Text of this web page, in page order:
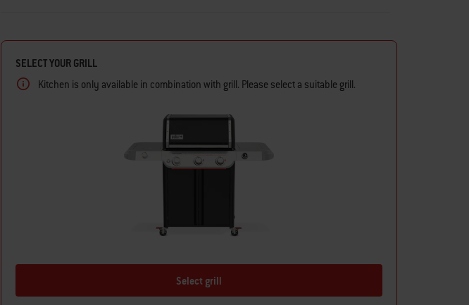
vhodný do vonkajších priestorov.
• Všetky pracovné dosky z nehrdzavejúcej ocele sú vyrobené z brúsenej nehrdzavejúcej
• Kovanie s mäkkým zatváraním Blum© sa vyznačuje odolnosťou a vysokou stabilitou.
nádych - zabezpečujú, že sa všetko hladko zatvára.
• Nastaviteľné nožičky umožňujú vyrovnanie kuchyne, vďaka čomu je možné túto súpravu
vonkajšej kuchyne umiestniť takmer do akéhokoľvek prostredia a do ideálnej výšky pre vás.
SELECT YOUR GRILL
Kitchen is only available in combination with grill. Please select a suitable grill.
Select grill